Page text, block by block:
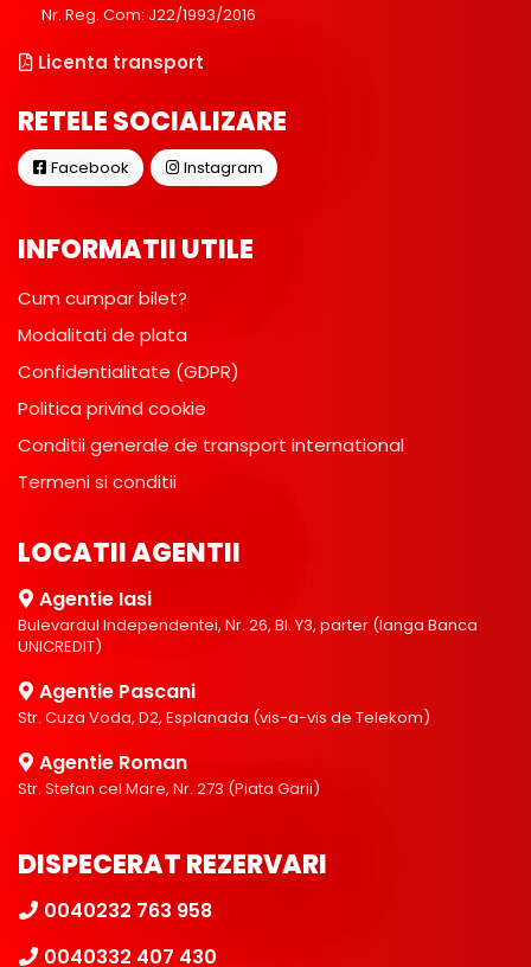
Nr. Reg. Com: J22/1993/2016
Licenta transport
RETELE SOCIALIZARE
Facebook Instagram
INFORMATII UTILE
Cum cumpar bilet?
Modalitati de plata
Confidentialitate (GDPR)
Politica privind cookie
Conditii generale de transport international
Termeni si conditii
LOCATII AGENTII
Agentie Iasi
Bulevardul Independentei, Nr. 26, Bl. Y3, parter (langa Banca
UNICREDIT)
Agentie Pascani
Str. Cuza Voda, D2, Esplanada (vis-a-vis de Telekom)
Agentie Roman
Str. Stefan cel Mare, Nr. 273 (Piata Garii)
DISPECERAT REZERVARI
0040232 763 958
0040332 407 430